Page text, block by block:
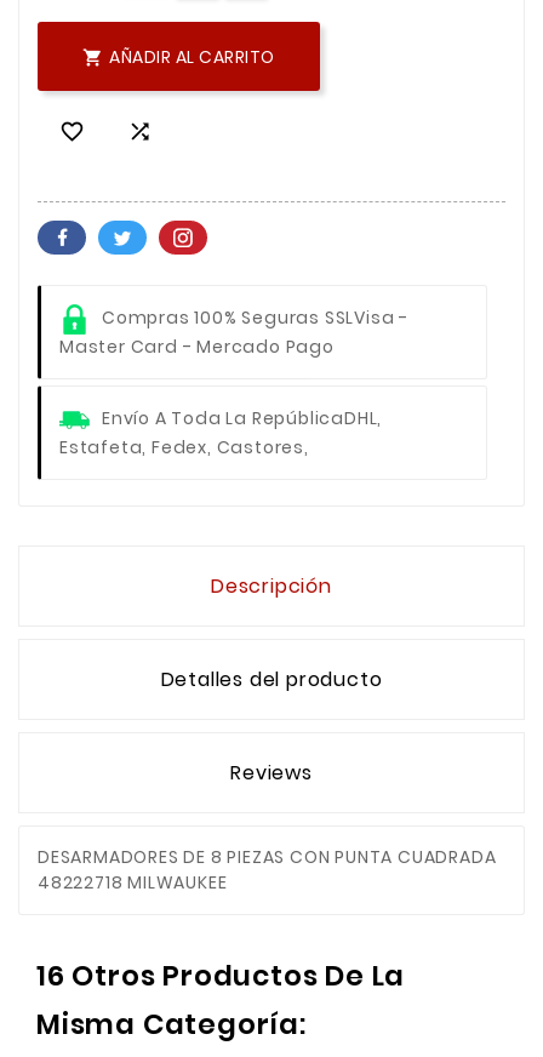
 AÑADIR AL CARRITO
 
Compras 100% Seguras SSLVisa -
Master Card - Mercado Pago
Envío A Toda La RepúblicaDHL,
Estafeta, Fedex, Castores,
Descripción
Detalles del producto
Reviews
DESARMADORES DE 8 PIEZAS CON PUNTA CUADRADA
48222718 MILWAUKEE
16 Otros Productos De La
Misma Categoría: